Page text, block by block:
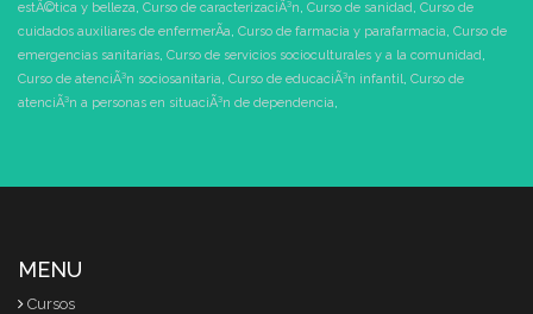
estÃ©tica y belleza, Curso de caracterizaciÃ³n, Curso de sanidad, Curso de
cuidados auxiliares de enfermerÃ­a, Curso de farmacia y parafarmacia, Curso de
emergencias sanitarias, Curso de servicios socioculturales y a la comunidad,
Curso de atenciÃ³n sociosanitaria, Curso de educaciÃ³n infantil, Curso de
atenciÃ³n a personas en situaciÃ³n de dependencia,
MENU
Cursos